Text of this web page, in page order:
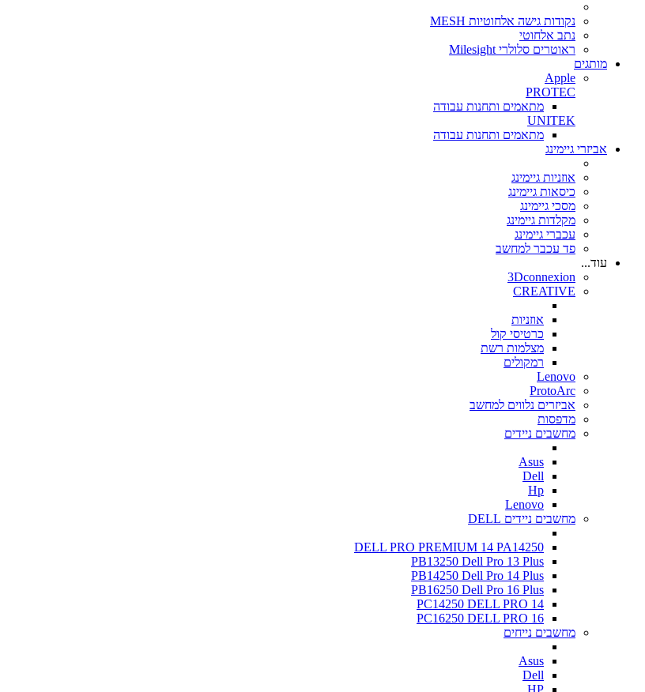
נקודות גישה אלחוטיות MESH
נתב אלחוטי
ראוטרים סלולרי Milesight
מותגים
Apple
PROTEC
מתאמים ותחנות עבודה
UNITEK
מתאמים ותחנות עבודה
אביזרי גיימינג
אוזניות גיימינג
כיסאות גיימינג
מסכי גיימינג
מקלדות גיימינג
עכברי גיימינג
פד עכבר למחשב
עוד...
3Dconnexion
CREATIVE
אוזניות
כרטיסי קול
מצלמות רשת
רמקולים
Lenovo
ProtoArc
אביזרים נלווים למחשב
מדפסות
מחשבים ניידים
Asus
Dell
Hp
Lenovo
מחשבים ניידים DELL
DELL PRO PREMIUM 14 PA14250
PB13250 Dell Pro 13 Plus
PB14250 Dell Pro 14 Plus
PB16250 Dell Pro 16 Plus
PC14250 DELL PRO 14
PC16250 DELL PRO 16
מחשבים נייחים
Asus
Dell
HP